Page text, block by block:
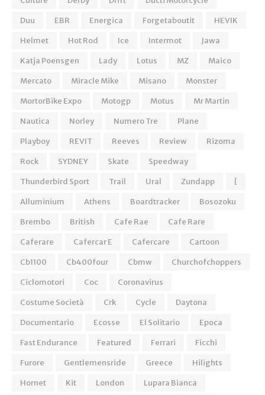
Duu
EBR Energica Forgetaboutit
HEVIK
Helmet
Hot Rod Ice Intermot
Jawa
Katja Poensgen
Lady Lotus MZ
Maico
Mercato
Miracle Mike Misano
Monster
MortorBike Expo
Motogp Motus
Mr Martin
Nautica
Norley Numero Tre
Plane
Playboy
REVIT Reeves Review
Rizoma
Rock
SYDNEY Skate
Speedway
Thunderbird Sport
Trail Ural Zundapp
[
Alluminium
Athens Boardtracker
Bosozoku
Brembo
British Cafe Rae
Cafe Rare
Caferare
Cafercar E Cafercare
Cartoon
Cb1100
Cb400four Cbmw
Churchofchoppers
Ciclomotori
Coc
Coronavirus
Costume Società
Crk Cycle
Daytona
Documentario
Ecosse El Solitario
Epoca
Fast Endurance
Featured Ferrari
Ficchi
Furore
Gentlemensride Greece
Hilights
Hornet
Kit London
Lupara Bianca